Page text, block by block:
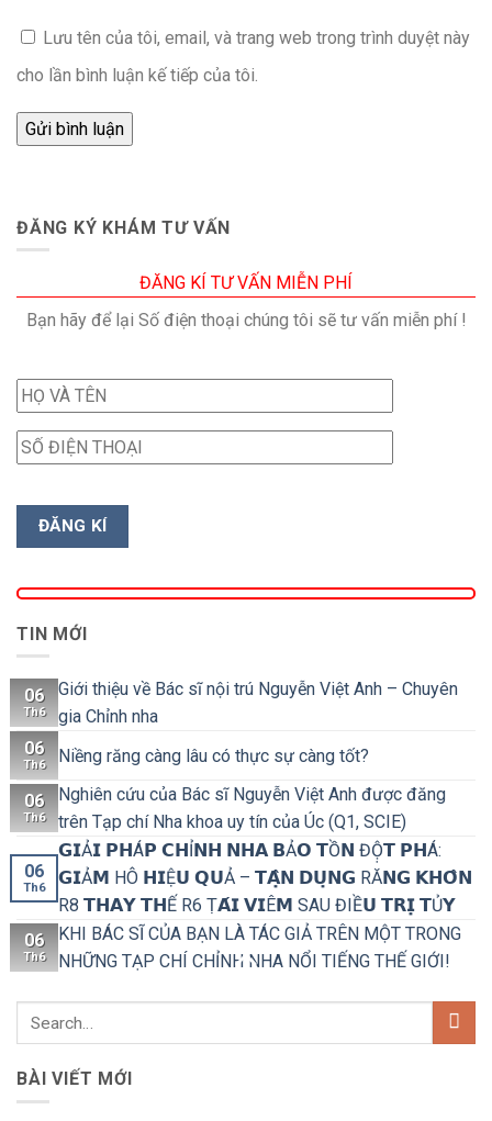
Lưu tên của tôi, email, và trang web trong trình duyệt này
cho lần bình luận kế tiếp của tôi.
ĐĂNG KÝ KHÁM TƯ VẤN
ĐĂNG KÍ TƯ VẤN MIỄN PHÍ
Bạn hãy để lại Số điện thoại chúng tôi sẽ tư vấn miễn phí !
TIN MỚI
06
Th6
Giới thiệu về Bác sĩ nội trú Nguyễn Việt Anh – Chuyên
gia Chỉnh nha
06
Th6 Niềng răng càng lâu có thực sự càng tốt?
06
Th6
Nghiên cứu của Bác sĩ Nguyễn Việt Anh được đăng
trên Tạp chí Nha khoa uy tín của Úc (Q1, SCIE)
06
Th6
𝗚𝗜Ả𝗜 𝗣𝗛Á𝗣 𝗖𝗛Ỉ𝗡𝗛 𝗡𝗛𝗔 𝗕Ả𝗢 𝗧Ồ𝗡 ĐỘ̣𝗧 𝗣𝗛Á:
𝗚𝗜Ả𝗠 HÔ 𝗛𝗜Ệ𝗨 𝗤𝗨Ả – 𝗧𝗔̣̂𝗡 𝗗𝗨̣𝗡𝗚 RĂ𝗡𝗚 𝗞𝗛𝗢̂𝗡
R8 𝗧𝗛𝗔𝗬 𝗧𝗛Ế R6 Ṭ𝗔́𝗜 𝗩𝗜Ê𝗠 SAU ĐIỀ𝗨 𝗧𝗥𝗜̣ 𝗧Ủ𝗬
06
Th6
KHI BÁC SĨ CỦA BẠN LÀ TÁC GIẢ TRÊN MỘT TRONG
NHỮNG TẠP CHÍ CHỈNH NHA NỔI TIẾNG THẾ GIỚI!
BÀI VIẾT MỚI